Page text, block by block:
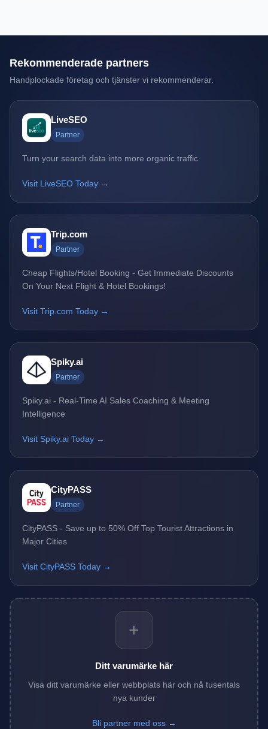
Rekommenderade partners
Handplockade företag och tjänster vi rekommenderar.
LiveSEO
Partner
Turn your search data into more organic traffic
Visit LiveSEO Today →
Trip.com
Partner
Cheap Flights/Hotel Booking - Get Immediate Discounts
On Your Next Flight & Hotel Bookings!
Visit Trip.com Today →
Spiky.ai
Partner
Spiky.ai - Real-Time AI Sales Coaching & Meeting
Intelligence
Visit Spiky.ai Today →
CityPASS
Partner
CityPASS - Save up to 50% Off Top Tourist Attractions in
Major Cities
Visit CityPASS Today →
+
Ditt varumärke här
Visa ditt varumärke eller webbplats här och nå tusentals
nya kunder
Bli partner med oss →